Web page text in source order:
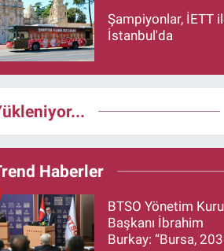
Şampiyonlar, İETT
İstanbul'da
Haberler
BTSO Yönetim
Başkanı İbrahim
Burkay: “Bursa,